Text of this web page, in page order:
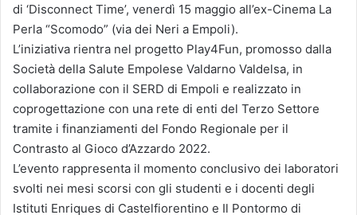
di ‘Disconnect Time’, venerdì 15 maggio all’ex-Cinema La
Perla “Scomodo” (via dei Neri a Empoli).
L’iniziativa rientra nel progetto Play4Fun, promosso dalla
Società della Salute Empolese Valdarno Valdelsa, in
collaborazione con il SERD di Empoli e realizzato in
coprogettazione con una rete di enti del Terzo Settore
tramite i finanziamenti del Fondo Regionale per il
Contrasto al Gioco d’Azzardo 2022.
L’evento rappresenta il momento conclusivo dei laboratori
svolti nei mesi scorsi con gli studenti e i docenti degli
Istituti Enriques di Castelfiorentino e Il Pontormo di